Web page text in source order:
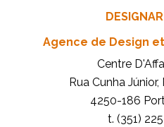
Agence de Design
Centre
Rua Cunha Júnior,
4250-186
t. (351)